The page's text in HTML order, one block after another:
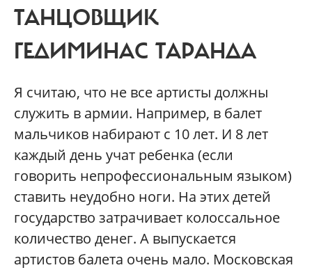
ТАНЦОВЩИК
ГЕДИМИНАС ТАРАНДА
Я считаю, что не все артисты должны
служить в армии. Например, в балет
мальчиков набирают с 10 лет. И 8 лет
каждый день учат ребенка (если
говорить непрофессиональным языком)
ставить неудобно ноги. На этих детей
государство затрачивает колоссальное
количество денег. А выпускается
артистов балета очень мало. Московская